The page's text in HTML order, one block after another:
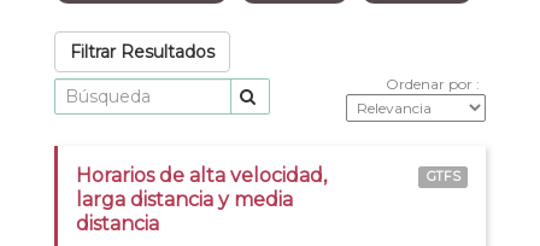
Filtrar Resultados
Ordenar por
Horarios de alta velocidad,
larga distancia y media
distancia
GTFS